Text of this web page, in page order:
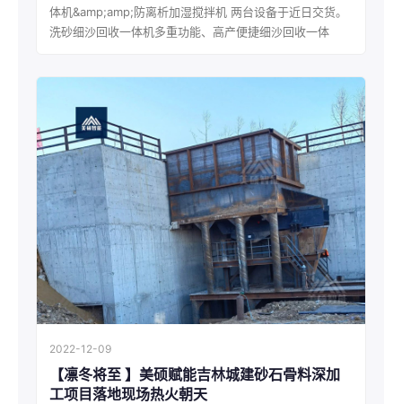
体机&amp;amp;防离析加湿搅拌机 两台设备于近日交货。
洗砂细沙回收一体机多重功能、高产便捷细沙回收一体
2022-12-09
【凛冬将至 】美硕赋能吉林城建砂石骨料深加
工项目落地现场热火朝天